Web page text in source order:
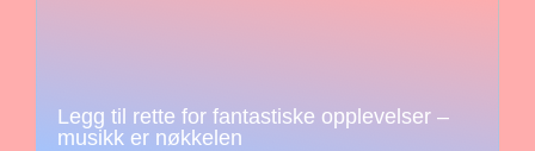
Legg til rette for fantastiske opplevelser –
musikk er nøkkelen